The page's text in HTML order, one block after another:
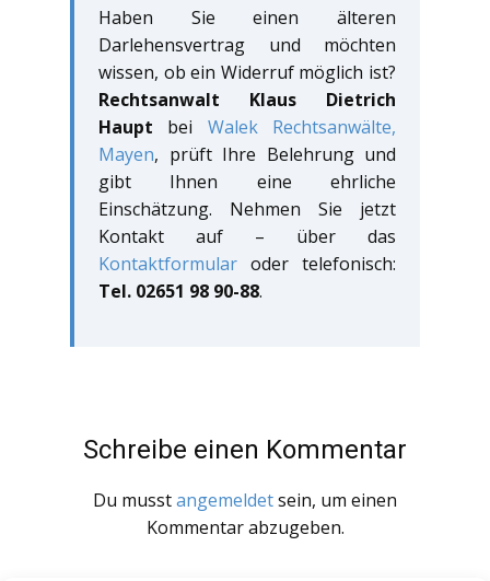
Haben Sie einen älteren
Darlehensvertrag und möchten
wissen, ob ein Widerruf möglich ist?
Rechtsanwalt Klaus Dietrich
Haupt bei Walek Rechtsanwälte,
Mayen, prüft Ihre Belehrung und
gibt Ihnen eine ehrliche
Einschätzung. Nehmen Sie jetzt
Kontakt auf – über das
Kontaktformular oder telefonisch:
Tel. 02651 98 90-88.
Schreibe einen Kommentar
Du musstangemeldetsein, um einen
Kommentar abzugeben.